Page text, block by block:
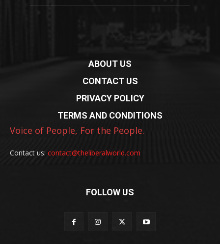
ABOUT US
CONTACT US
PRIVACY POLICY
TERMS AND CONDITIONS
Voice of People, For the People.
Contact us: contact@theliberalworld.com
FOLLOW US